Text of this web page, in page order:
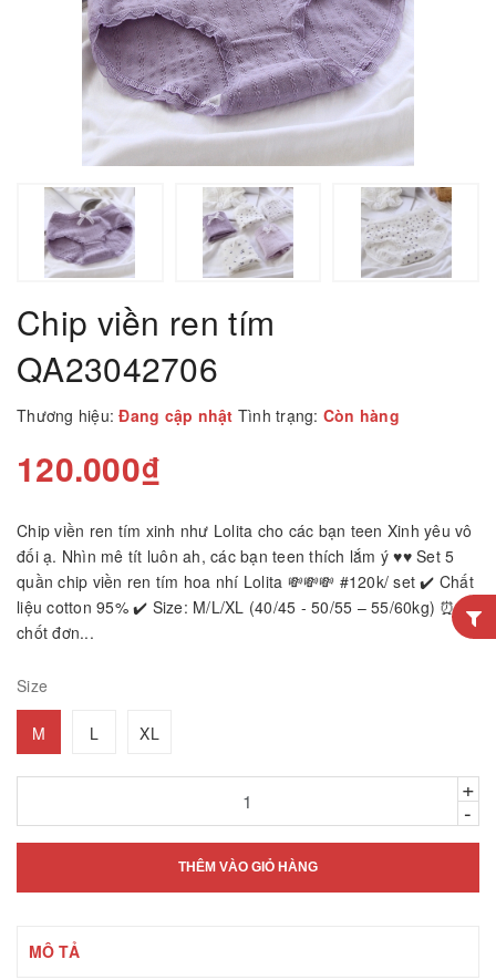
Chip viền ren tím
QA23042706
Thương hiệu: Đang cập nhật Tình trạng: Còn hàng
120.000₫
Chip viền ren tím xinh như Lolita cho các bạn teen Xinh yêu vô
đối ạ. Nhìn mê tít luôn ah, các bạn teen thích lắm ý ♥️♥️ Set 5
quần chip viền ren tím hoa nhí Lolita 💸💸💸 #120k/ set ✔️ Chất
liệu cotton 95% ✔️ Size: M/L/XL (40/45 - 50/55 – 55/60kg) ⏰
chốt đơn...
Size
M L XL
+
-
THÊM VÀO GIỎ HÀNG
MÔ TẢ